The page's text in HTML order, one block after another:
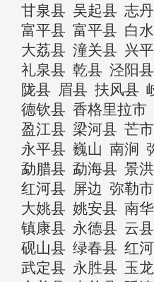
甘泉县 吴起县 志
富平县 富平县 白
大荔县 潼关县 兴
礼泉县 乾县 泾阳县
陇县
眉县 扶风县
德钦县 香格里拉市
盈江县 梁河县 芒市
永平县 巍山 南涧
勐腊县 勐海县 景
红河县
屏边 弥勒市
大姚县 姚安县 南
镇康县 永德县 云县
砚山县 绿春县 红
武定县 永胜县 玉龙